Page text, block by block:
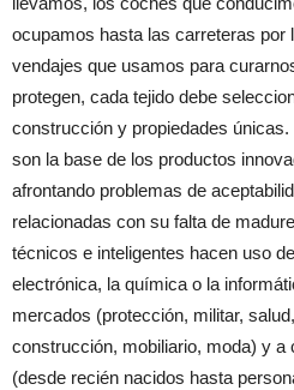
ocupamos hasta las carreteras por
vendajes que usamos para
protegen, cada tejido debe
construcción y propiedades
son la base de los productos
afrontando problemas de
relacionadas con su falta de
técnicos e inteligentes hacen uso
electrónica, la química o la
mercados (protección, militar,
construcción, mobiliario, moda) y
(desde recién nacidos hasta